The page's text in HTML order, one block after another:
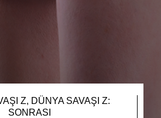
Z, DÜNYA SAVAŞI Z:
SONRASI